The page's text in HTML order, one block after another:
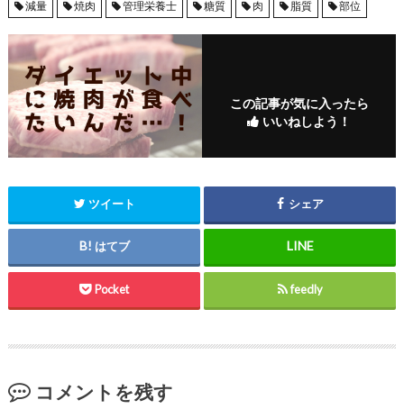
減量 焼肉 管理栄養士 糖質 肉 脂質 部位
この記事が気に入ったら
いいねしよう！
ツイート シェア
はてブ
Pocket feedly
コメントを残す